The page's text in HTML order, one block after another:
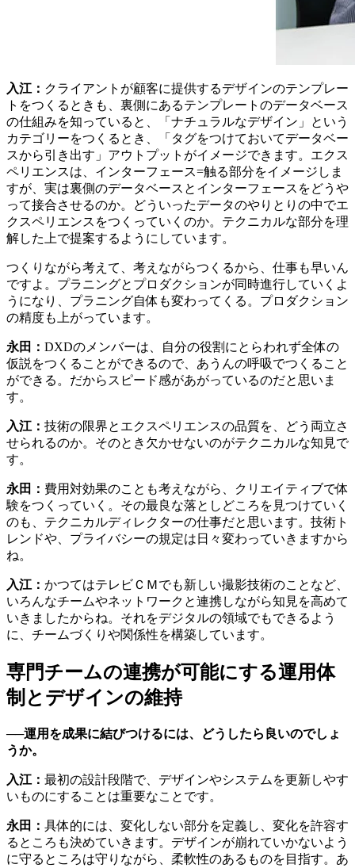
入江： クライアントが顧客に提供するデザインのテンプレー
トをつくるときも、裏側にあるテンプレートのデータベース
の仕組みを知っていると、「ナチュラルなデザイン」という
カテゴリーをつくるとき、「タグをつけておいてデータベー
スから引き出す」アウトプットがイメージできます。エクス
ペリエンスは、インターフェース=触る部分をイメージしま
すが、実は裏側のデータベースとインターフェースをどうや
って接合させるのか。どういったデータのやりとりの中でエ
クスペリエンスをつくっていくのか。テクニカルな部分を理
解した上で提案するようにしています。
つくりながら考えて、考えながらつくるから、仕事も早いん
ですよ。プラニングとプロダクションが同時進行していくよ
うになり、プラニング自体も変わってくる。プロダクション
の精度も上がっています。
永田： DXDのメンバーは、自分の役割にとらわれず全体の
仮説をつくることができるので、あうんの呼吸でつくること
ができる。だからスピード感があがっているのだと思いま
す。
入江： 技術の限界とエクスペリエンスの品質を、どう両立さ
せられるのか。そのとき欠かせないのがテクニカルな知見で
す。
永田： 費用対効果のことも考えながら、クリエイティブで体
験をつくっていく。その最良な落としどころを見つけていく
のも、テクニカルディレクターの仕事だと思います。技術ト
レンドや、プライバシーの規定は日々変わっていきますから
ね。
入江： かつてはテレビＣＭでも新しい撮影技術のことなど、
いろんなチームやネットワークと連携しながら知見を高めて
いきましたからね。それをデジタルの領域でもできるよう
に、チームづくりや関係性を構築しています。
専門チームの連携が可能にする運用体
制とデザインの維持
──運用を成果に結びつけるには、どうしたら良いのでしょ
うか。
入江： 最初の設計段階で、デザインやシステムを更新しやす
いものにすることは重要なことです。
永田： 具体的には、変化しない部分を定義し、変化を許容す
るところも決めていきます。デザインが崩れていかないよう
に守るところは守りながら、柔軟性のあるものを目指す。あ